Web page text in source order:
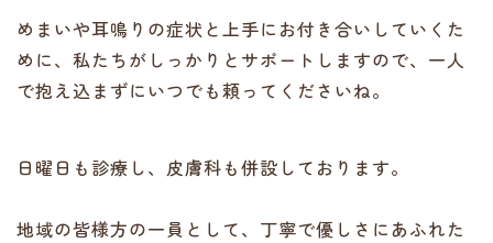
めまいや耳鳴りの症状と上手にお付き合いしていくた
めに、私たちがしっかりとサポートしますので、一人
で抱え込まずにいつでも頼ってくださいね。
日曜日も診療し、皮膚科も併設しております。
地域の皆様方の一員として、丁寧で優しさにあふれた